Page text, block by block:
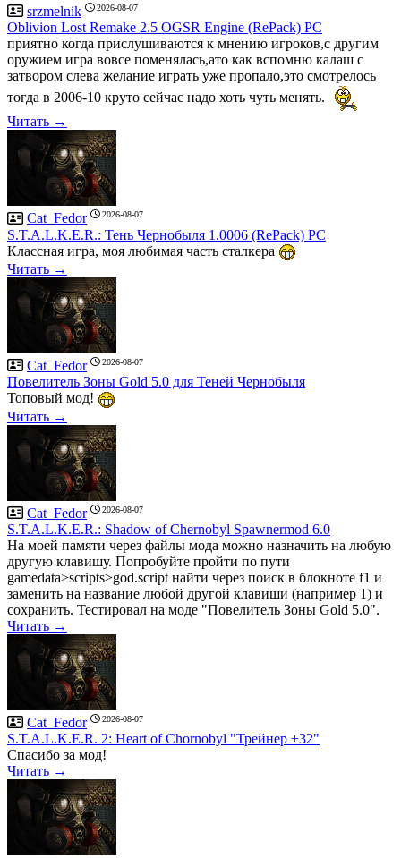
srzmelnik 2026-08-07
Oblivion Lost Remake 2.5 OGSR Engine (RePack) PC
приятно когда прислушиваются к мнению игроков,с другим
оружием игра вовсе поменялась,ато как вспомню калаш с
затвором слева желание играть уже пропало,это смотрелось
тогда в 2006-10 круто сейчас надо хоть чуть менять.
Читать →
Cat_Fedor 2026-08-07
S.T.A.L.K.E.R.: Тень Чернобыля 1.0006 (RePack) PC
Классная игра, моя любимая часть сталкера
Читать →
Cat_Fedor 2026-08-07
Повелитель Зоны Gold 5.0 для Теней Чернобыля
Топовый мод!
Читать →
Cat_Fedor 2026-08-07
S.T.A.L.K.E.R.: Shadow of Chernobyl Spawnermod 6.0
На моей памяти через файлы мода можно назначить на любую
другую клавишу. Попробуйте пройти по пути
gamedata>scripts>god.script найти через поиск в блокноте f1 и
заменить на название любой другой клавиши (например 1) и
сохранить. Тестировал на моде "Повелитель Зоны Gold 5.0".
Читать →
Cat_Fedor 2026-08-07
S.T.A.L.K.E.R. 2: Heart of Chornobyl "Трейнер +32"
Спасибо за мод!
Читать →